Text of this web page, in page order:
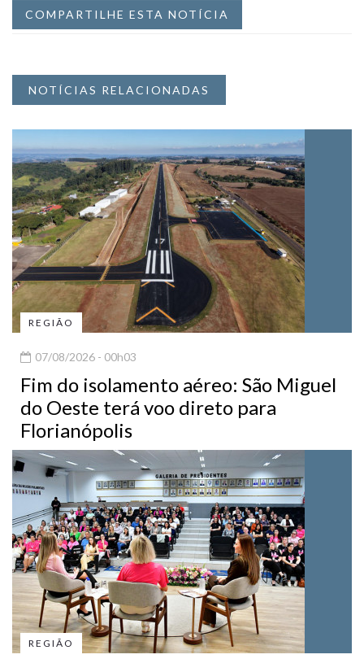
COMPARTILHE ESTA NOTÍCIA
NOTÍCIAS RELACIONADAS
REGIÃO
07/08/2026 - 00h03
Fim do isolamento aéreo: São Miguel
do Oeste terá voo direto para
Florianópolis
REGIÃO